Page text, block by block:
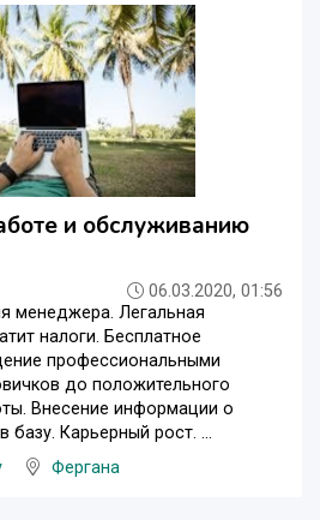
и обслуживанию
06.03.2020, 01:56
менеджера. Легальная
налоги. Бесплатное
профессиональными
до положительного
Внесение информации о
базу. Карьерный рост. ...
Фергана